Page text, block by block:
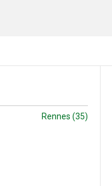
Rennes (35)